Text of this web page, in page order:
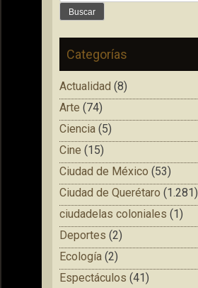
Categorías
Actualidad (8)
Arte (74)
Ciencia (5)
Cine (15)
Ciudad de México (53)
Ciudad de Querétaro (1.281)
ciudadelas coloniales (1)
Deportes (2)
Ecología (2)
Espectáculos (41)